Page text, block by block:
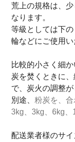
荒上の規格は、
なります。
等級としては下
輪などにご使用い
比較的小さく細
炭を焚くときに
で、炭火の調整が
別途、 粉炭を、
3kg、3kg、6kg、
配送業者様のサイ